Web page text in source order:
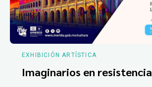
EXHIBICIÓN ARTÍSTICA
Imaginarios en resistencia